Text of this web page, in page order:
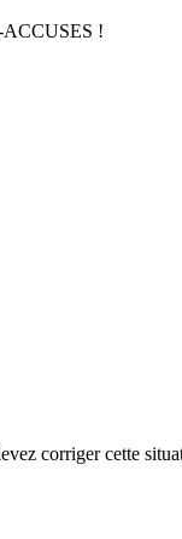
!
corriger cette